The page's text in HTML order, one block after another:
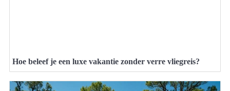
Hoe beleef je een luxe vakantie zonder verre vliegreis?